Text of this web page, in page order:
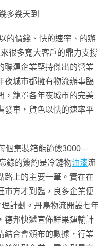
多幾天到
的價錢、快的速率、的辦
很多寬大客戶的鼎力支撐
聯運企業堅持傑出的營業
夜城市都擁有物流辦事臨
，籠罩各年夜城市的完美
發車，貨色以快的速率平
個集裝箱能節儉3000—
錄的簽約是冷鏈物油漆流
路上的主要一筆。實在在
市方才到臨，良多企業便
計劃。丹鳥物流開設七年
德邦快遞宣佈鮮果運輸計
結合會頒布的數據，行業